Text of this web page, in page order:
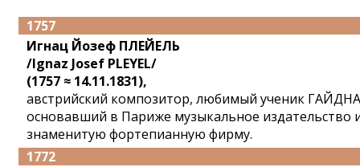
1757
Игнац Йозеф ПЛЕЙЕЛЬ
/Ignaz Josef PLEYEL/
(1757 ≈ 14.11.1831),
австрийский композитор, любимый ученик
основавший в Париже музыкальное издательство
знаменитую фортепианную фирму.
1772